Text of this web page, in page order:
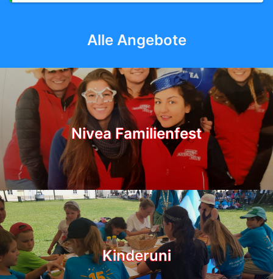
Alle Angebote
Nivea Familienfest
Kinderuni